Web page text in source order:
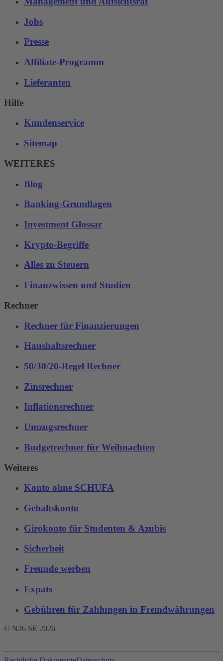
Jobs
Presse
Affiliate-Programm
Lieferanten
Hilfe
Kundenservice
Sitemap
WEITERES
Blog
Banking-Grundlagen
Investment Glossar
Krypto-Begriffe
Alles zu Steuern
Finanzwissen und Studien
Rechner
Rechner für Finanzierungen
Haushaltsrechner
50/30/20-Regel Rechner
Zinsrechner
Inflationsrechner
Umzugsrechner
Budgetrechner für Weihnachten
Weiteres
Konto ohne SCHUFA
Gehaltskonto
Girokonto für Studenten & Azubis
Sicherheit
Freunde werben
Expats
Gebühren für Zahlungen in Fremdwährungen
© N26 SE 2026